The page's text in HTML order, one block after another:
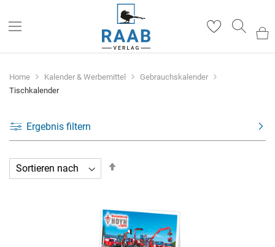
Home Kalender & Werbemittel
Gebrauchskalender
Tischkalender
Ergebnis filtern